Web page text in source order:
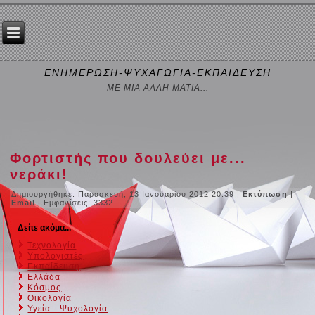
ΕΝΗΜΕΡΩΣΗ-ΨΥΧΑΓΩΓΙΑ-ΕΚΠΑΙΔΕΥΣΗ
ΜΕ ΜΙΑ ΑΛΛΗ ΜΑΤΙΑ...
Φορτιστής που δουλεύει με...
νεράκι!
Δημιουργήθηκε: Παρασκευή, 13 Ιανουαρίου 2012 20:39 |Εκτύπωση|
Email | Εμφανίσεις: 3332
Δείτε ακόμα...
Τεχνολογία
Υπολογιστές
Εκπαίδευση
Ελλάδα
Κόσμος
Οικολογία
Υγεία - Ψυχολογία